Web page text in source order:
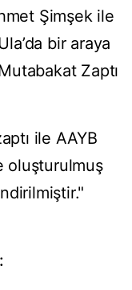
Şimşek ile
bir araya
Zaptı
ile AAYB
oluşturulmuş